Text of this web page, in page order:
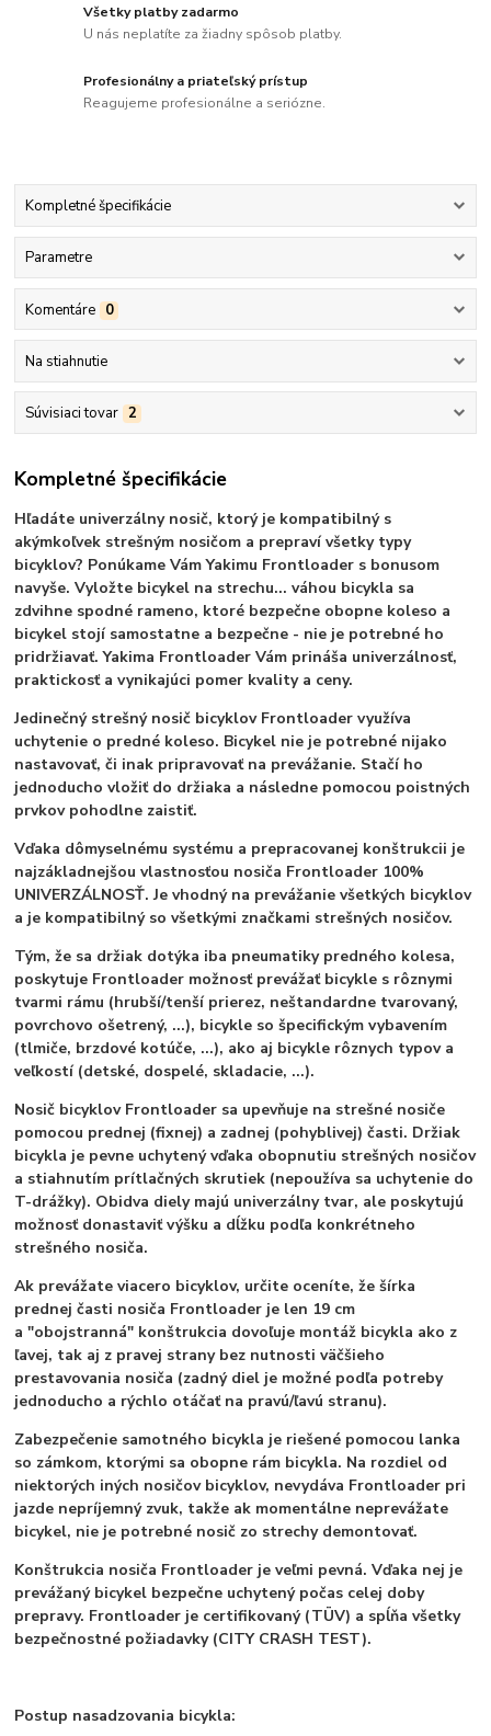
Všetky platby zadarmo
U nás neplatíte za žiadny spôsob platby.
Profesionálny a priateľský prístup
Reagujeme profesionálne a seriózne.
Kompletné špecifikácie
Parametre
Komentáre 0
Na stiahnutie
Súvisiaci tovar 2
Kompletné špecifikácie
Hľadáte univerzálny nosič, ktorý je kompatibilný s
akýmkoľvek strešným nosičom a prepraví všetky typy
bicyklov? Ponúkame Vám Yakimu Frontloader s bonusom
navyše. Vyložte bicykel na strechu... váhou bicykla sa
zdvihne spodné rameno, ktoré bezpečne obopne koleso a
bicykel stojí samostatne a bezpečne - nie je potrebné ho
pridržiavať. Yakima Frontloader Vám prináša univerzálnosť,
praktickosť a vynikajúci pomer kvality a ceny.
Jedinečný strešný nosič bicyklov Frontloader využíva
uchytenie o predné koleso. Bicykel nie je potrebné nijako
nastavovať, či inak pripravovať na prevážanie. Stačí ho
jednoducho vložiť do držiaka a následne pomocou poistných
prvkov pohodlne zaistiť.
Vďaka dômyselnému systému a prepracovanej konštrukcii je
najzákladnejšou vlastnosťou nosiča Frontloader 100%
UNIVERZÁLNOSŤ. Je vhodný na prevážanie všetkých bicyklov
a je kompatibilný so všetkými značkami strešných nosičov.
Tým, že sa držiak dotýka iba pneumatiky predného kolesa,
poskytuje Frontloader možnosť prevážať bicykle s rôznymi
tvarmi rámu (hrubší/tenší prierez, neštandardne tvarovaný,
povrchovo ošetrený, ...), bicykle so špecifickým vybavením
(tlmiče, brzdové kotúče, ...), ako aj bicykle rôznych typov a
veľkostí (detské, dospelé, skladacie, ...).
Nosič bicyklov Frontloader sa upevňuje na strešné nosiče
pomocou prednej (fixnej) a zadnej (pohyblivej) časti. Držiak
bicykla je pevne uchytený vďaka obopnutiu strešných nosičov
a stiahnutím prítlačných skrutiek (nepoužíva sa uchytenie do
T-drážky). Obidva diely majú univerzálny tvar, ale poskytujú
možnosť donastaviť výšku a dĺžku podľa konkrétneho
strešného nosiča.
Ak prevážate viacero bicyklov, určite oceníte, že šírka
prednej časti nosiča Frontloader je len 19 cm
a "obojstranná" konštrukcia dovoľuje montáž bicykla ako z
ľavej, tak aj z pravej strany bez nutnosti väčšieho
prestavovania nosiča (zadný diel je možné podľa potreby
jednoducho a rýchlo otáčať na pravú/ľavú stranu).
Zabezpečenie samotného bicykla je riešené pomocou lanka
so zámkom, ktorými sa obopne rám bicykla. Na rozdiel od
niektorých iných nosičov bicyklov, nevydáva Frontloader pri
jazde nepríjemný zvuk, takže ak momentálne neprevážate
bicykel, nie je potrebné nosič zo strechy demontovať.
Konštrukcia nosiča Frontloader je veľmi pevná. Vďaka nej je
prevážaný bicykel bezpečne uchytený počas celej doby
prepravy. Frontloader je certifikovaný (TÜV) a spĺňa všetky
bezpečnostné požiadavky (CITY CRASH TEST).
Postup nasadzovania bicykla: